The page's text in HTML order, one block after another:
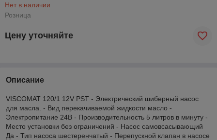
Нет в наличии
Розница
Цену уточняйте
Описание
VISCOMAT 120/1 12V PST - Электрический шиберный насос
для масла. - Вид перекачиваемой жидкости масло -
Электропитание 24В - Производительность 5 литров в минуту -
Место установки без ограничений - Насос самовсасывающий
Да - Тип насоса шестеренчатый - Перепускной клапан в насосе